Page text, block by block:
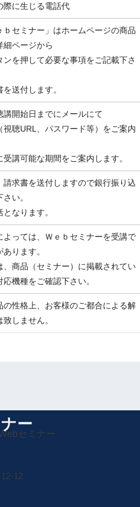
際に生じる電話代
ｂセミナー」はホームページの商品
細ページから
ンを押して必要な事項をご記載下さ
送付します。
講開始日までにメールにて
視聴URL、パスワード等）をご案内
受講可能な期間をご案内します。
請求書を送付しますので銀行振り込
い。
なります。
よっては、Ｗｅｂセミナーを受講で
ります。
、商品（セミナー）に掲載されてい
機種をご確認下さい。
の性格上、お客様のご都合による解
しません。
ー
セミナー
12